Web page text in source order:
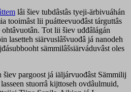
lâi šiev tubdâstâs tyeji-ärbivuáhán
tooimâst lii puátteevuođâst tárguttâs
Tot lii šiev uđđâlágán
lasetteh siärvuslâšvuođâ já nanodeh
sämmilâšsiärváduvâst oles
šiev pargoost já iäljárvuođâst Sämmilij
stuorrâ kijttoseh ovdâulmuid,